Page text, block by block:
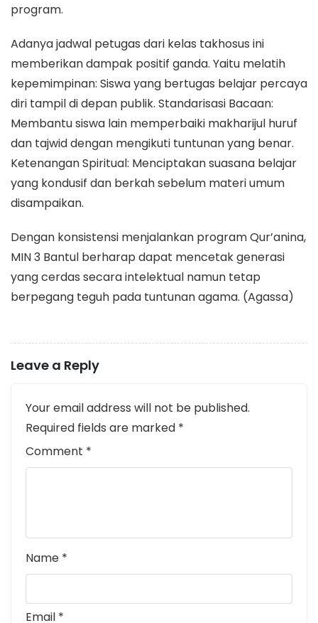
program.
Adanya jadwal petugas dari kelas takhosus ini
memberikan dampak positif ganda. Yaitu melatih
kepemimpinan: Siswa yang bertugas belajar percaya
diri tampil di depan publik. Standarisasi Bacaan:
Membantu siswa lain memperbaiki makharijul huruf
dan tajwid dengan mengikuti tuntunan yang benar.
Ketenangan Spiritual: Menciptakan suasana belajar
yang kondusif dan berkah sebelum materi umum
disampaikan.
Dengan konsistensi menjalankan program Qur’anina,
MIN 3 Bantul berharap dapat mencetak generasi
yang cerdas secara intelektual namun tetap
berpegang teguh pada tuntunan agama. (Agassa)
Leave a Reply
Your email address will not be published.
Required fields are marked *
Comment *
Name *
Email *